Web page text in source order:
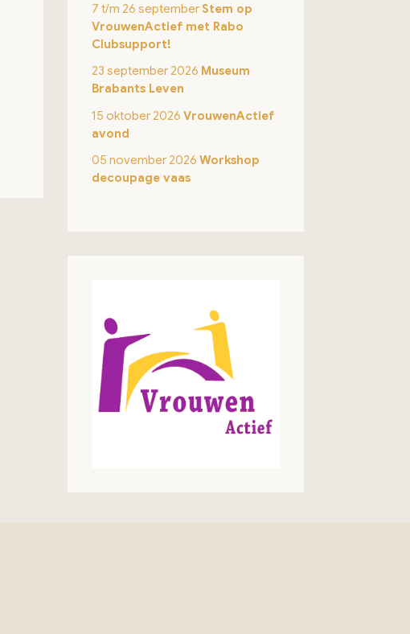
7 t/m 26 septemberStem op
VrouwenActief met Rabo
Clubsupport!
23 september 2026 Museum
Brabants Leven
15 oktober 2026VrouwenActief
avond
05 november 2026Workshop
decoupage vaas